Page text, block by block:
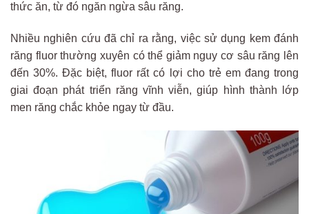
thức ăn, từ đó ngăn ngừa sâu răng.
Nhiều nghiên cứu đã chỉ ra rằng, việc sử dụng kem đánh
răng fluor thường xuyên có thể giảm nguy cơ sâu răng lên
đến 30%. Đặc biệt, fluor rất có lợi cho trẻ em đang trong
giai đoạn phát triển răng vĩnh viễn, giúp hình thành lớp
men răng chắc khỏe ngay từ đầu.